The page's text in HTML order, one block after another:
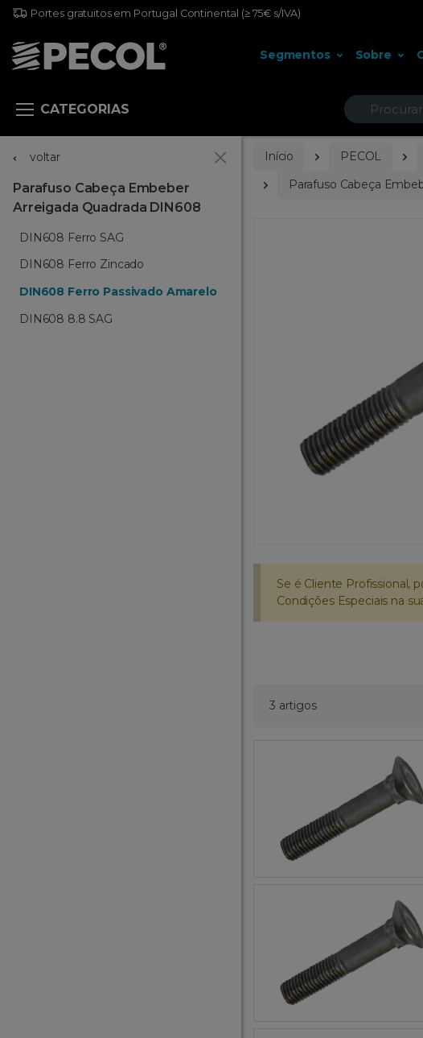
Portes gratuitos em Portugal Continental (≥ 75€ s/IVA)
Segmentos Sobre
CATEGORIAS Procurar
voltar
Parafuso Cabeça Embeber
Arreigada Quadrada DIN608
DIN608 Ferro SAG
DIN608 Ferro Zincado
DIN608 Ferro Passivado Amarelo
DIN608 8.8 SAG
Início PECOL
Parafuso Cabeça
Se é Cliente Profissional,
Condições Especiais na
3 artigos